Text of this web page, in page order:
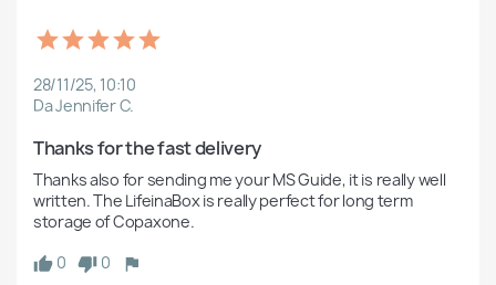
28/11/25, 10:10
Da Jennifer C.
Thanks for the fast delivery
Thanks also for sending me your MS Guide, it is really well
written. The LifeinaBox is really perfect for long term
storage of Copaxone.
0
0